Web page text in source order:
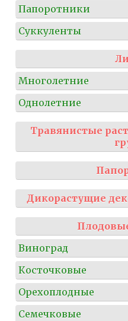
Папоротники
Суккуленты
Многолетние
Однолетние
Травянистые
Дикорастущие
Виноград
Косточковые
Орехоплодные
Семечковые